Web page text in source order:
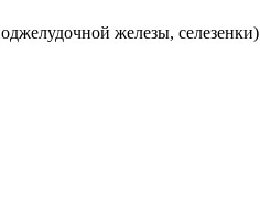
железы, селезенки)